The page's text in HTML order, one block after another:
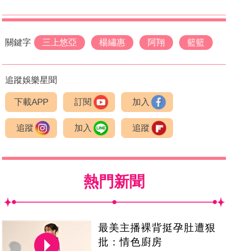
關鍵字 三上悠亞 楊繡惠 阿翔 籃籃
追蹤娛樂星聞
下載APP 訂閱 加入
追蹤 加入 追蹤
熱門新聞
最美主播裸背挺孕肚遭狠
批：情色廚房